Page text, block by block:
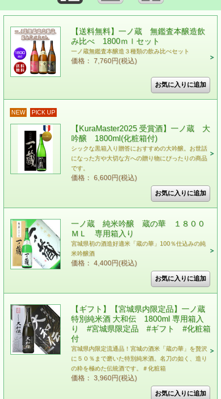
【送料無料】一ノ蔵 無鑑査本醸造飲
み比べ 1800ｍｌセット
一ノ蔵無鑑査本醸造３種類の飲み比べセット
価格： 7,760円(税込)
NEW PICK UP
【KuraMaster2025 受賞酒】一ノ蔵 大
吟醸 1800ml(化粧箱付)
シックな黒箱入り贈答におすすめの大吟醸。お世話
になった方や大切な方への贈り物にぴったりの商品
です。
価格： 6,600円(税込)
一ノ蔵 純米吟醸 蔵の華 １８００
ＭＬ 専用箱入り
宮城県初の酒造好適米「蔵の華」100％仕込みの純
米吟醸酒
価格： 4,400円(税込)
【ギフト】【宮城県内限定品】一ノ蔵
特別純米酒 大和伝 1800ml 専用箱入
り #宮城県限定品 #ギフト #化粧箱
付
宮城県内限定流通品！宮城の酒米「蔵の華」を贅沢
に５０％まで磨いた特別純米酒。名刀の如く、造り
の粋を極めた伝統酒です。＃化粧箱
価格： 3,960円(税込)